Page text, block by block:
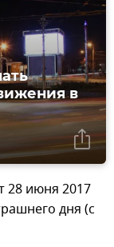
в
28 июня 2017
дня (с